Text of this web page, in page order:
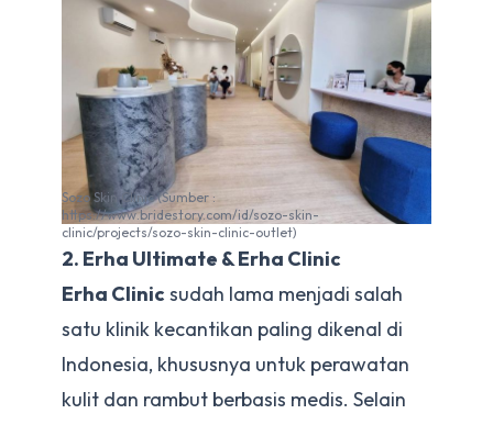
Sozo Skin Clinic (Sumber :
https://www.bridestory.com/id/sozo-skin-
clinic/projects/sozo-skin-clinic-outlet)
2. Erha Ultimate & Erha Clinic
Erha Clinic sudah lama menjadi salah
satu klinik kecantikan paling dikenal di
Indonesia, khususnya untuk perawatan
kulit dan rambut berbasis medis. Selain